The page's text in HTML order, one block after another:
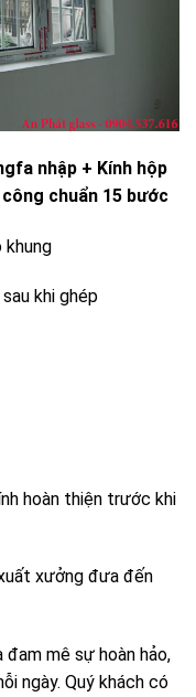
nhập + Kính hộp
chuẩn 15 bước
khung
khi ghép
hoàn thiện trước khi
xưởng đưa đến
mê sự hoàn hảo,
ngày. Quý khách có